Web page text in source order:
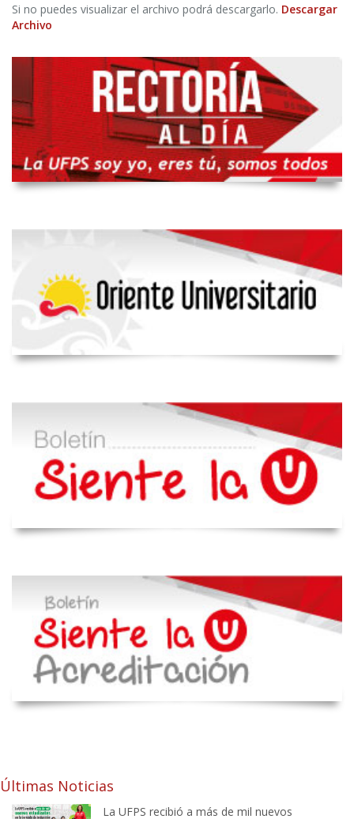
Si no puedes visualizar el archivo podrá descargarlo. Descargar
Archivo
Últimas Noticias
La UFPS recibió a más de mil nuevos